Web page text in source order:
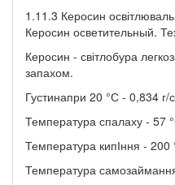
1.11.3 Керосин
Керосин осветительный.
Керосин - світлобура
запахом.
Густинапри 20 °С - 0,834 г/
Температура спалаху - 57
Температура кипІння - 200
Температура